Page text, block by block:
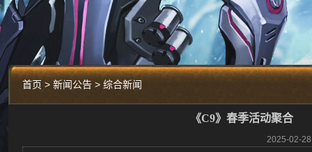
首页 > 新闻公告 > 综合新闻
《C9》春季活动聚合
2025-02-